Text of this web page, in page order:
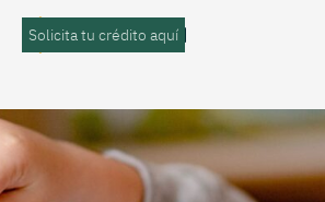
Solicita tu crédito aquí